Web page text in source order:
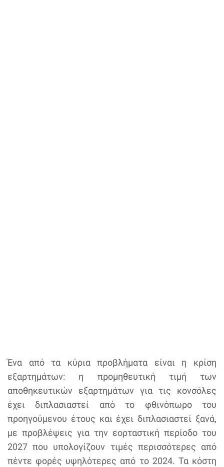
Ένα από τα κύρια προβλήματα είναι η κρίση
εξαρτημάτων: η προμηθευτική τιμή των
αποθηκευτικών εξαρτημάτων για τις κονσόλες
έχει διπλασιαστεί από το φθινόπωρο του
προηγούμενου έτους και έχει διπλασιαστεί ξανά,
με προβλέψεις για την εορταστική περίοδο του
2027 που υπολογίζουν τιμές περισσότερες από
πέντε φορές υψηλότερες από το 2024. Τα κόστη